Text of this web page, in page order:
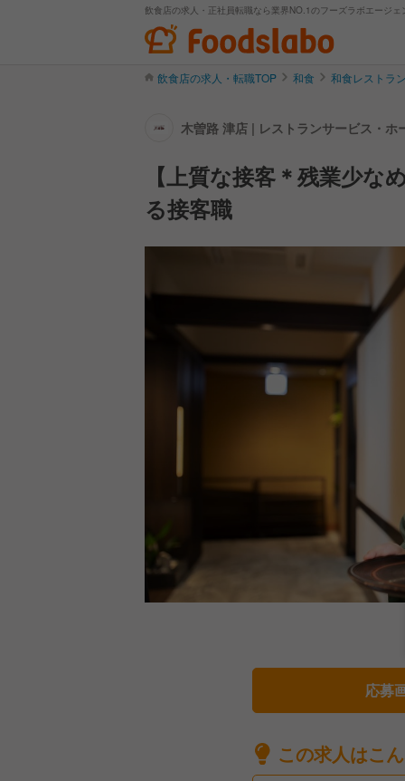
飲食店の求人・正社員転職なら業界NO.1のフーズラボエージェ
飲食店の求人・転職TOP 和食 和食レストラ
木曽路 津店 | レストランサービス・
【上質な接客＊残業少
る接客職
応募
この求人はこ